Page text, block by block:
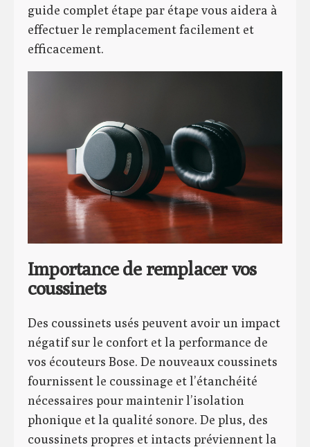
guide complet étape par étape vous aidera à
effectuer le remplacement facilement et
efficacement.
Importance de remplacer vos
coussinets
Des coussinets usés peuvent avoir un impact
négatif sur le confort et la performance de
vos écouteurs Bose. De nouveaux coussinets
fournissent le coussinage et l’étanchéité
nécessaires pour maintenir l’isolation
phonique et la qualité sonore. De plus, des
coussinets propres et intacts préviennent la